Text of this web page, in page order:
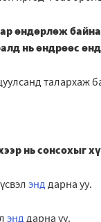
өндөрлөж
нь өндрөөс
нь сонсохыг
энддарна уу.
энддарна уу.